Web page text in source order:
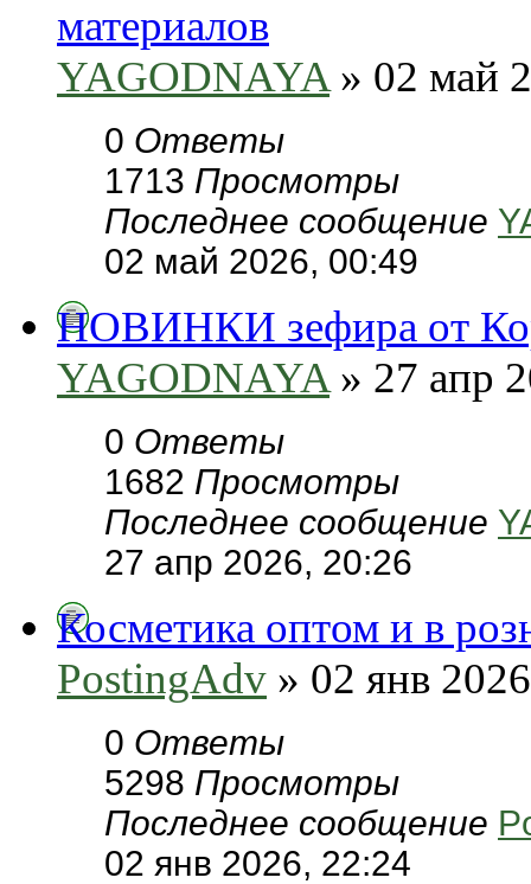
материалов
YAGODNAYA» 02 май
0 Ответы
1713 Просмотры
Последнее сообщение
02 май 2026, 00:49
НОВИНКИ зефира от
YAGODNAYA» 27 апр
0 Ответы
1682 Просмотры
Последнее сообщение
27 апр 2026, 20:26
Косметика оптом и в
PostingAdv » 02 янв
0 Ответы
5298 Просмотры
Последнее сообщение
02 янв 2026, 22:24